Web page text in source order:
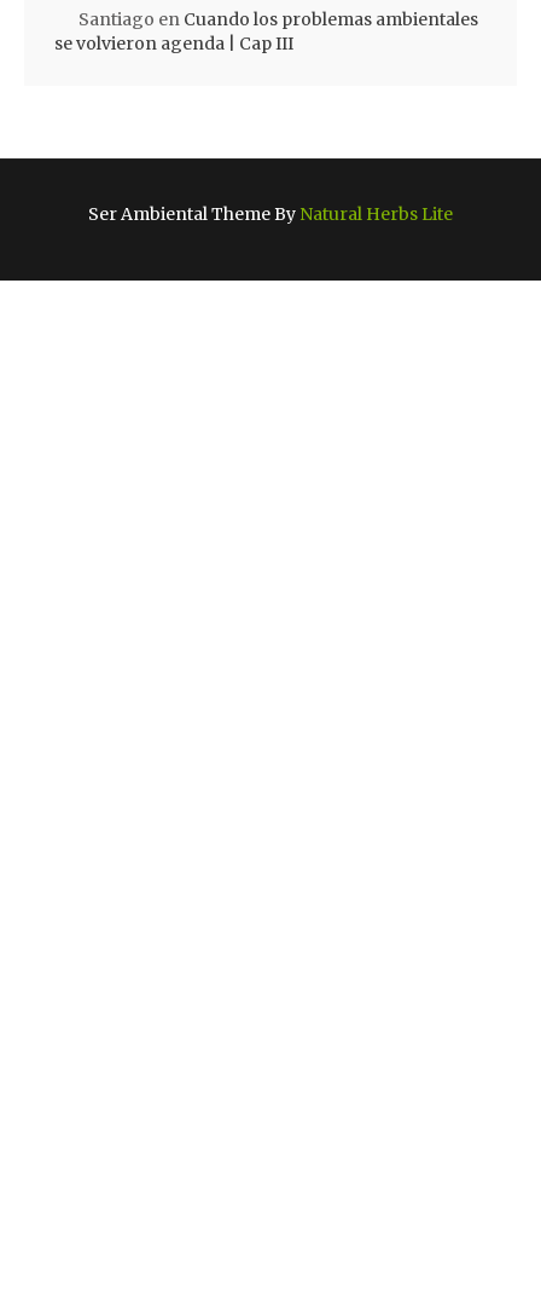
Santiago en Cuando los problemas ambientales
se volvieron agenda | Cap III
Ser Ambiental Theme By Natural Herbs Lite